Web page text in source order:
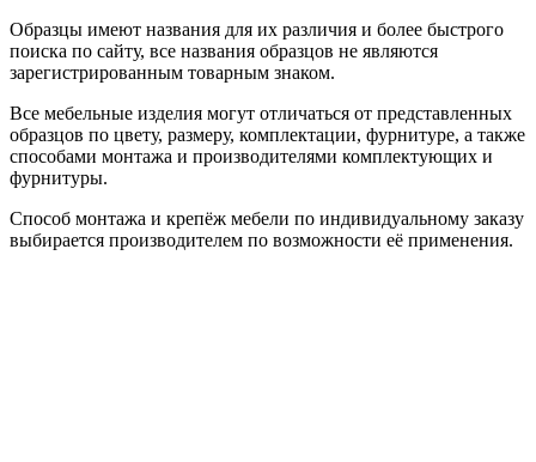
Образцы имеют названия для их различия и более быстрого
поиска по сайту, все названия образцов не являются
зарегистрированным товарным знаком.
Все мебельные изделия могут отличаться от представленных
образцов по цвету, размеру, комплектации, фурнитуре, а также
способами монтажа и производителями комплектующих и
фурнитуры.
Способ монтажа и крепёж мебели по индивидуальному заказу
выбирается производителем по возможности её применения.